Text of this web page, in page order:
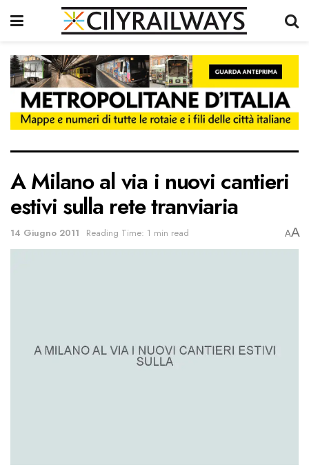
A Milano al via i nuovi cantieri
estivi sulla rete tranviaria
14 Giugno 2011 Reading Time: 1 min read AA